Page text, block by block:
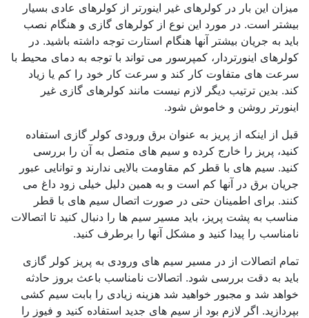
میزان این بار در کولرهای غیر اینورتر از کولرهای عادی بسیار
بیشتر است. در مورد این نوع از کولرهای گازی و هنگام نصب
باید به جریان بیشتر آنها هنگام استارت توجه داشته باشید. در
کولرهای اینورتردار، کمپرسور می تواند با توجه به دمای محیط با
سرعت های متفاوت کار کند و سرعت کار خود را کم یا زیاد
کند. بدین ترتیب دیگر لازم نیست مانند کولرهای گازی غیر
اینورتر روشن و خاموش شود.
قبل از اینکه از پریز به عنوان برق ورودی کولر گازی استفاده
کنید، پریز را خارج کرده و سیم های متصل به آن را بررسی
کنید. سیم های با قطر کم مقاومت بالایی ندارند و توانایی عبور
جریان برق در آنها کم است و به همین دلیل خیلی زود داغ می
کنند. برای اطمینان حتی در صورت اتصال سیم های با قطر
مناسب به پشت پریز، باید مسیر سیم ها را دنبال کنید تا اتصالات
نامناسب را پیدا کنید و مشکل آنها را برطرف کنید.
تمام اتصالات از در مسیر سیم های ورودی به پریز کولر گازی
باید به دقت بررسی شود. اتصالات نامناسب باعث بروز حادثه
خواهد شد و مجبور خواهید شد هزینه زیادی را بابت سیم کشی
بپردازید. اگر لازم بود از سیم های جدید استفاده کنید و فیوز را